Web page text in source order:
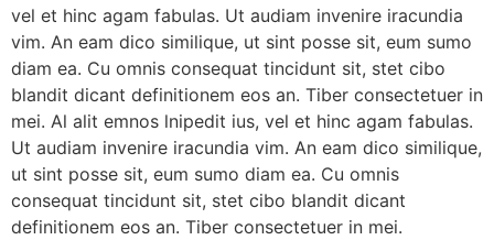
vel et hinc agam fabulas. Ut audiam invenire iracundia
vim. An eam dico similique, ut sint posse sit, eum sumo
diam ea. Cu omnis consequat tincidunt sit, stet cibo
blandit dicant definitionem eos an. Tiber consectetuer in
mei. Al alit emnos lnipedit ius, vel et hinc agam fabulas.
Ut audiam invenire iracundia vim. An eam dico similique,
ut sint posse sit, eum sumo diam ea. Cu omnis
consequat tincidunt sit, stet cibo blandit dicant
definitionem eos an. Tiber consectetuer in mei.